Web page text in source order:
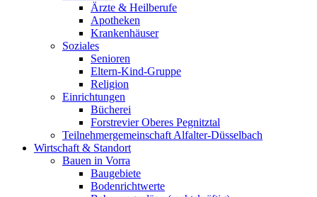
Ärzte & Heilberufe
Apotheken
Krankenhäuser
Soziales
Senioren
Eltern-Kind-Gruppe
Religion
Einrichtungen
Bücherei
Forstrevier Oberes Pegnitztal
Teilnehmergemeinschaft Alfalter-Düsselbach
Wirtschaft & Standort
Bauen in Vorra
Baugebiete
Bodenrichtwerte